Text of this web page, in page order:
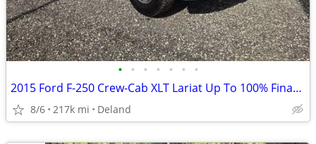
• • • • • • •
2015 Ford F-250 Crew-Cab XLT Lariat Up To 100% Financing/Warranty
8/6 217k mi Deland